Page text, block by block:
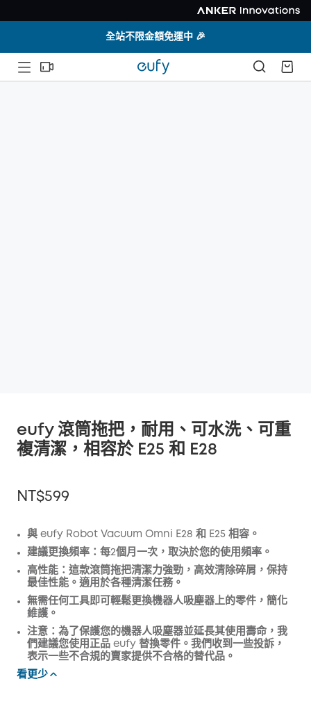
全站不限金額免運中 🎉
eufy 滾筒拖把，耐用、可水洗、可重
複清潔，相容於 E25 和 E28
NT$599
折扣
優惠碼:
複製
與 eufy Robot Vacuum Omni E28 和 E25 相容。
建議更換頻率：每2個月一次，取決於您的使用頻率。
高性能：這款滾筒拖把清潔力強勁，高效清除碎屑，保持
最佳性能。適用於各種清潔任務。
無需任何工具即可輕鬆更換機器人吸塵器上的零件，簡化
維護。
注意：為了保護您的機器人吸塵器並延長其使用壽命，我
們建議您使用正品 eufy 替換零件。我們收到一些投訴，
表示一些不合規的賣家提供不合格的替代品。
看更少